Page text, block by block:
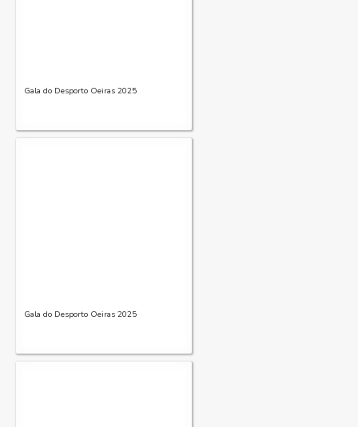
Gala do Desporto Oeiras 2025
Gala do Desporto Oeiras 2025